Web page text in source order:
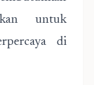
untuk
di